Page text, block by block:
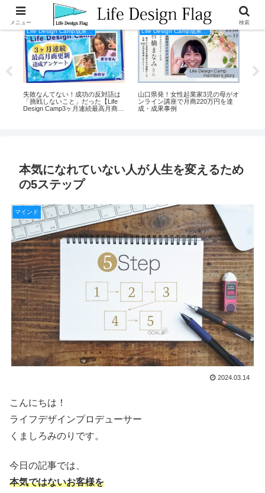
Life Design Camp成果事例
失敗なんてない！成功の反対語は
「挑戦しないこと」だった【Life
Design Camp3ヶ月連続最高月商更
Life Design Camp成果事例
山口県発！女性起業家3児の母がオ
ンライン講座で月商220万円を達
成・成果事例
本気になれていない人が人生を変えるため
の5ステップ
マインド
2024.03.14
こんにちは！
ライフデザインプロデューサー
くましろみのりです。
今日の記事では、
本気ではないお客様を
メニュー 検索